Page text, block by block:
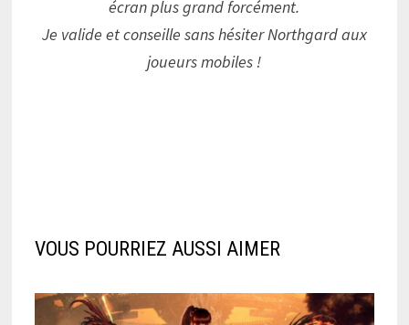
écran plus grand forcément.
Je valide et conseille sans hésiter Northgard aux
joueurs mobiles !
VOUS POURRIEZ AUSSI AIMER